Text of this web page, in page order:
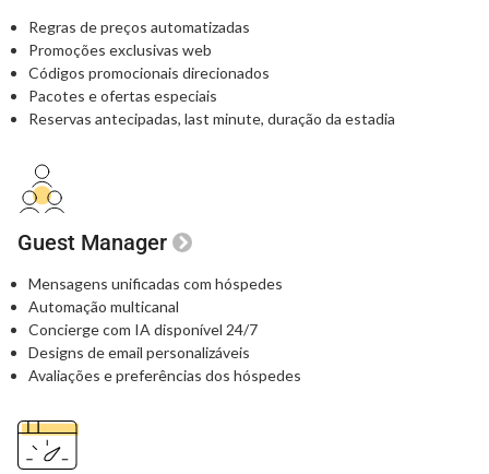
Regras de preços automatizadas
Promoções exclusivas web
Códigos promocionais direcionados
Pacotes e ofertas especiais
Reservas antecipadas, last minute, duração da estadia
Guest Manager
Mensagens unificadas com hóspedes
Automação multicanal
Concierge com IA disponível 24/7
Designs de email personalizáveis
Avaliações e preferências dos hóspedes